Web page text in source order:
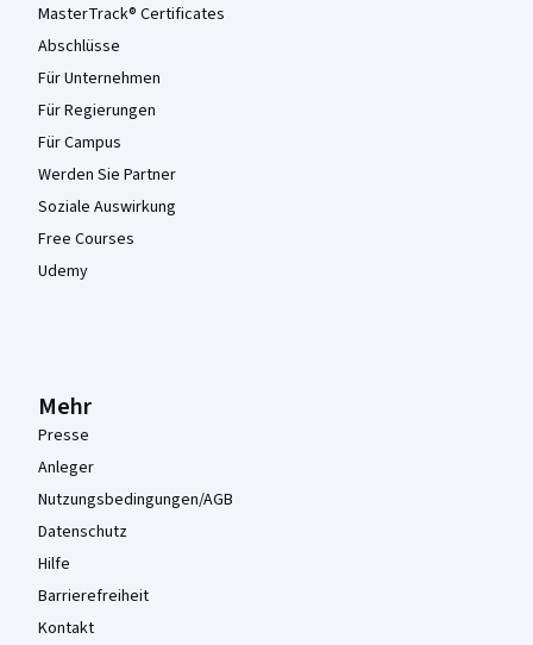
MasterTrack® Certificates
Abschlüsse
Für Unternehmen
Für Regierungen
Für Campus
Werden Sie Partner
Soziale Auswirkung
Free Courses
Udemy
Mehr
Presse
Anleger
Nutzungsbedingungen/AGB
Datenschutz
Hilfe
Barrierefreiheit
Kontakt